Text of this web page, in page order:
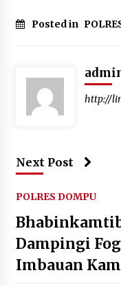
Posted in
http://
Next Post
POLRES DOMPU
Dampingi
Imbauan